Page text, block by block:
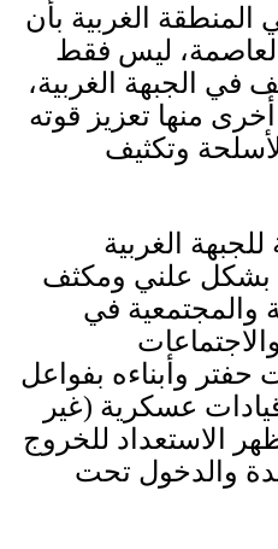
الغربية بأن
ليس فقط
في الجبهة الغربية،
منها تعزيز قوته
وتكثيف
للجبهة الغربية
بشكل علني ومكثف
والمجتمعية في
حفتر وأبناءه بفواعل
عسكرية (غير
الاستعداد للخروج
والدخول تحت